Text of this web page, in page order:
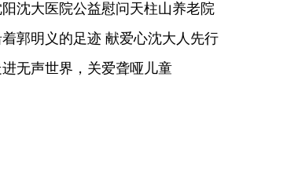
沈大医院公益慰问天柱山养老院
郭明义的足迹 献爱心沈大人先行
进无声世界，关爱聋哑儿童